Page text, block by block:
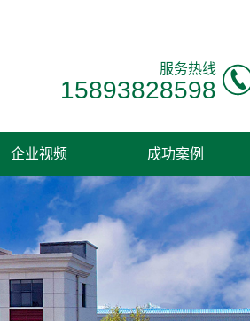
服务热线
15893828598
企业视频 成功案例